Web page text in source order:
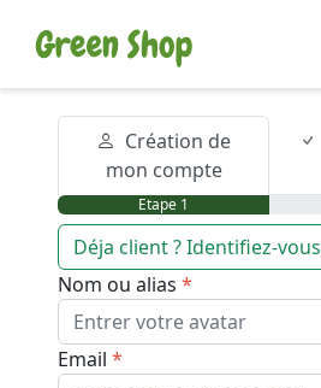
Création de
mon compte
Etape 1
Déja client ? Identifiez-vous
Nom ou alias
Email